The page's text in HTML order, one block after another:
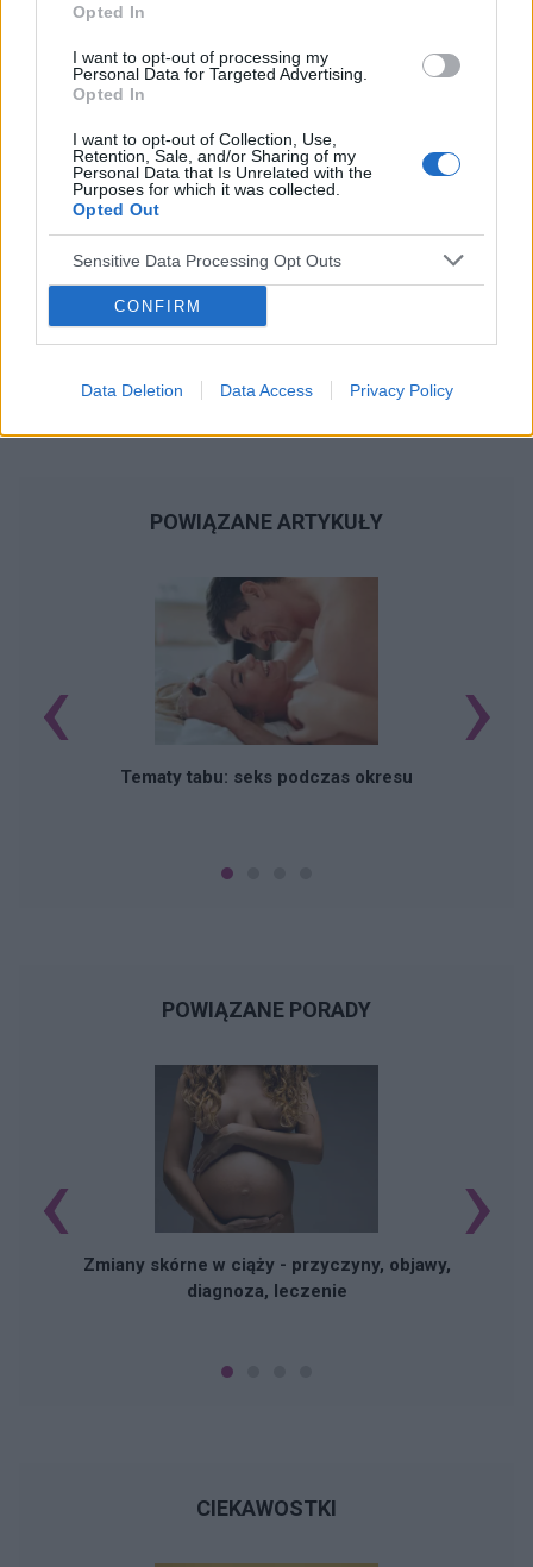
Opted In
I want to opt-out of processing my
Personal Data for Targeted Advertising.
Opted In
I want to opt-out of Collection, Use,
Retention, Sale, and/or Sharing of my
Personal Data that Is Unrelated with the
Purposes for which it was collected.
Opted Out
Sensitive Data Processing Opt Outs
CONFIRM
Data Deletion Data Access Privacy Policy
Reklama:
POWIĄZANE ARTYKUŁY
Tematy tabu: seks podczas okresu
‹ ›
POWIĄZANE PORADY
Zmiany skórne w ciąży - przyczyny, objawy,
diagnoza, leczenie
‹ ›
CIEKAWOSTKI